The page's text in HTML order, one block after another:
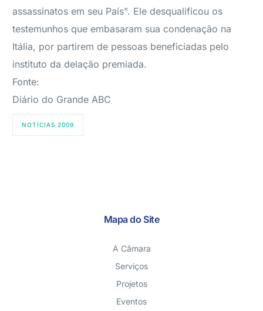
assassinatos em seu País". Ele desqualificou os
testemunhos que embasaram sua condenação na
Itália, por partirem de pessoas beneficiadas pelo
instituto da delação premiada.
Fonte:
Diário do Grande ABC
NOTÍCIAS 2009
Mapa do Site
A Câmara
Serviços
Projetos
Eventos